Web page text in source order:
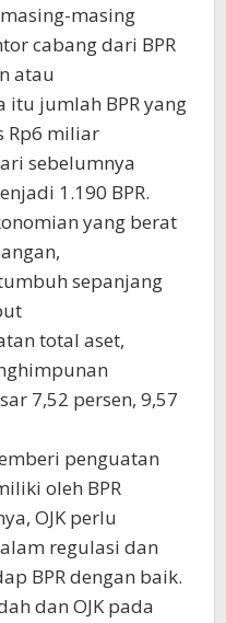
masing
cabang dari BPR
atau
itu jumlah BPR yang
Rp6 miliar
sebelumnya
1.190 BPR.
yang berat
sepanjang
total aset,
7,52 persen, 9,57
penguatan
oleh BPR
OJK perlu
regulasi dan
BPR dengan baik.
dan OJK pada